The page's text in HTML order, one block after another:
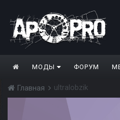
МОДЫ ФОРУМ
Главная ultralobzik